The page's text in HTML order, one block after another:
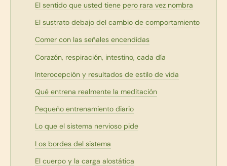
El sentido que usted tiene pero rara vez nombra
El sustrato debajo del cambio de comportamiento
Comer con las señales encendidas
Corazón, respiración, intestino, cada día
Interocepción y resultados de estilo de vida
Qué entrena realmente la meditación
Pequeño entrenamiento diario
Lo que el sistema nervioso pide
Los bordes del sistema
El cuerpo y la carga alostática